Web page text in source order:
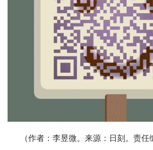
（作者： 李昱微。来源：日刻。责任